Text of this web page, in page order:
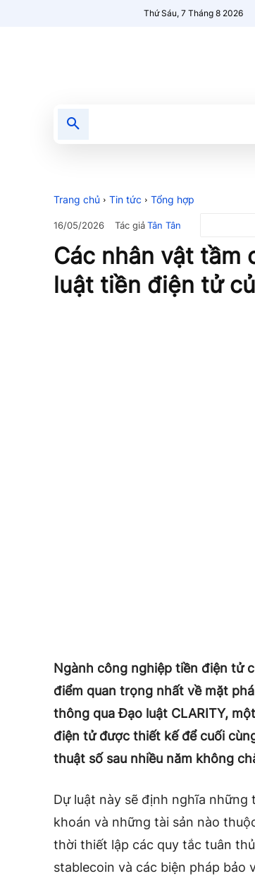
Thứ Sáu, 7 Tháng 8 2026
Trang chủ Tin tức Tổng hợp
16/05/2026 Tác giảTân Tân
Các nhân vật tầm
luật tiền điện tử
Ngành công nghiệp tiền điện tử
điểm quan trọng nhất về mặt
thông qua Đạo luật CLARITY,
điện tử được thiết kế để cuối
thuật số sau nhiều năm không
Dự luật này sẽ định nghĩa những
khoán và những tài sản nào
thời thiết lập các quy tắc tuân
stablecoin và các biện pháp bảo